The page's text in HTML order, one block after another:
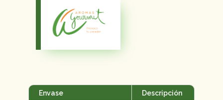
Envase Descripción